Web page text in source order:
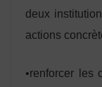
deux
actions
•renforcer les